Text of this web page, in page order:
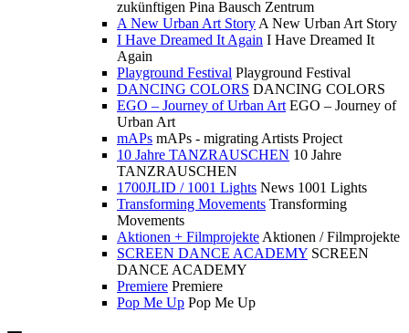
zukünftigen Pina Bausch Zentrum
A New Urban Art Story A New Urban Art Story
I Have Dreamed It Again I Have Dreamed It
Again
Playground Festival Playground Festival
DANCING COLORS DANCING COLORS
EGO – Journey of Urban Art EGO – Journey of
Urban Art
mAPs mAPs - migrating Artists Project
10 Jahre TANZRAUSCHEN 10 Jahre
TANZRAUSCHEN
1700JLID / 1001 Lights News 1001 Lights
Transforming Movements Transforming
Movements
Aktionen + Filmprojekte Aktionen / Filmprojekte
SCREEN DANCE ACADEMY SCREEN
DANCE ACADEMY
Premiere Premiere
Pop Me Up Pop Me Up